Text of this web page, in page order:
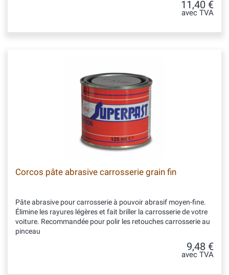
11,40 €
avec TVA
Corcos pâte abrasive carrosserie grain fin
Pâte abrasive pour carrosserie à pouvoir abrasif moyen-fine.
Élimine les rayures légères et fait briller la carrosserie de votre
voiture. Recommandée pour polir les retouches carrosserie au
pinceau
9,48 €
avec TVA